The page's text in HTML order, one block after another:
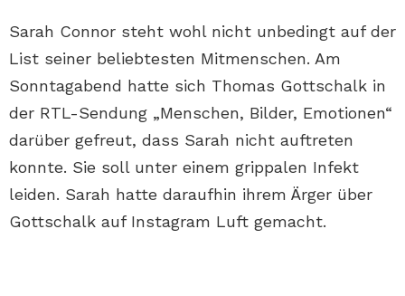
Sarah Connor steht wohl nicht unbedingt auf der
List seiner beliebtesten Mitmenschen. Am
Sonntagabend hatte sich Thomas Gottschalk in
der RTL-Sendung „Menschen, Bilder, Emotionen“
darüber gefreut, dass Sarah nicht auftreten
konnte. Sie soll unter einem grippalen Infekt
leiden. Sarah hatte daraufhin ihrem Ärger über
Gottschalk auf Instagram Luft gemacht.